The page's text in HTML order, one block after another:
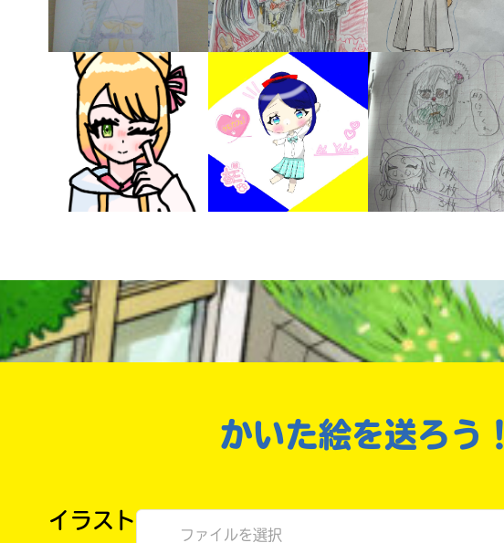
Loading ...
SNSでシェアする
かいた絵を送ろう！
イラスト
ファイルを選択
ラ
ー
が
あ
る
で、
も
う
一
度
て
み
て
ね